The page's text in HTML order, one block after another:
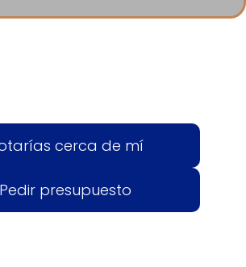
cerca de mí
Pedir presupuesto